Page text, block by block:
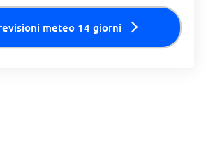
meteo 14 giorni